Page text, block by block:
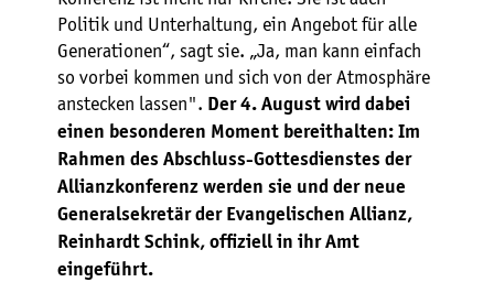
Politik und Unterhaltung, ein Angebot für alle
Generationen“, sagt sie. „Ja, man kann einfach
so vorbei kommen und sich von der Atmosphäre
anstecken lassen". Der 4. August wird dabei
einen besonderen Moment bereithalten: Im
Rahmen des Abschluss-Gottesdienstes der
Allianzkonferenz werden sie und der neue
Generalsekretär der Evangelischen Allianz,
Reinhardt Schink, offiziell in ihr Amt
eingeführt.